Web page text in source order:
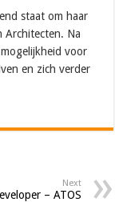
staat om haar
Architecten. Na
voor
en zich verder
Next
– ATOS